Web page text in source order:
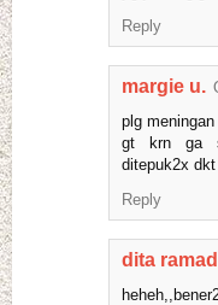
Reply
margie u.
plg
gt krn ga
ditepuk2x
Reply
dita